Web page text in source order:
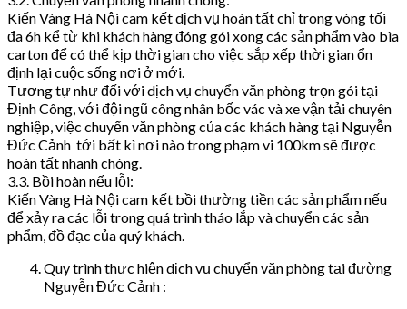
Kiến Vàng Hà Nội cam kết dịch vụ hoàn tất chỉ trong vòng tối
đa 6h kể từ khi khách hàng đóng gói xong các sản phẩm vào bìa
carton để có thể kịp thời gian cho việc sắp xếp thời gian ổn
định lại cuộc sống nơi ở mới.
Tương tự như đối với dịch vụ chuyển văn phòng trọn gói tại
Định Công, với đội ngũ công nhân bốc vác và xe vận tải chuyên
nghiệp, việc chuyển văn phòng của các khách hàng tại Nguyễn
Đức Cảnh tới bất kì nơi nào trong phạm vi 100km sẽ được
hoàn tất nhanh chóng.
3.3. Bồi hoàn nếu lỗi:
Kiến Vàng Hà Nội cam kết bồi thường tiền các sản phẩm nếu
để xảy ra các lỗi trong quá trình tháo lắp và chuyển các sản
phẩm, đồ đạc của quý khách.
Quy trình thực hiện dịch vụ chuyển văn phòng tại đường
Nguyễn Đức Cảnh :